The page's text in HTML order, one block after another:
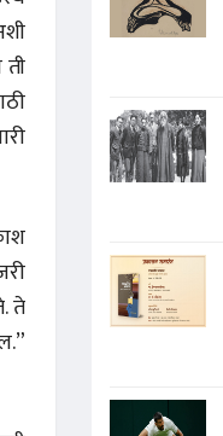
ते
अंश
जपणारी
मान्यवर